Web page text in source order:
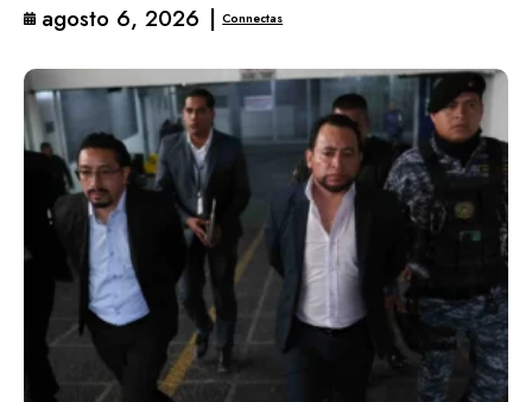
agosto 6, 2026 | Connectas